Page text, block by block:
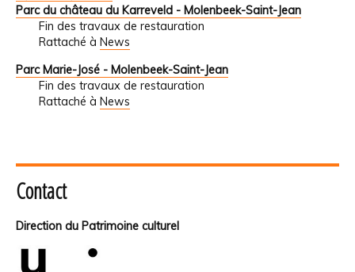
Parc du château du Karreveld - Molenbeek-Saint-Jean
Fin des travaux de restauration
Rattaché à News
Parc Marie-José - Molenbeek-Saint-Jean
Fin des travaux de restauration
Rattaché à News
Contact
Direction du Patrimoine culturel